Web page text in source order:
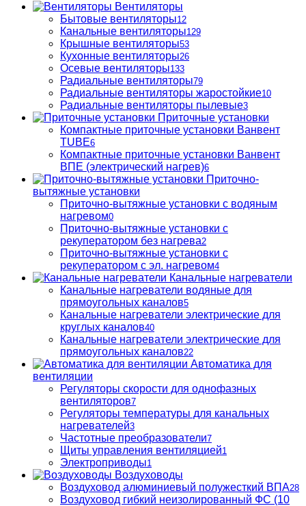
Вентиляторы
Бытовые вентиляторы12
Канальные вентиляторы129
Крышные вентиляторы53
Кухонные вентиляторы26
Осевые вентиляторы133
Радиальные вентиляторы79
Радиальные вентиляторы жаростойкие10
Радиальные вентиляторы пылевые3
Приточные установки
Компактные приточные установки Ванвент
TUBE6
Компактные приточные установки Ванвент
ВПЕ (электрический нагрев)6
Приточно-
вытяжные установки
Приточно-вытяжные установки с водяным
нагревом0
Приточно-вытяжные установки с
рекуператором без нагрева2
Приточно-вытяжные установки с
рекуператором с эл. нагревом4
Канальные нагреватели
Канальные нагреватели водяные для
прямоугольных каналов5
Канальные нагреватели электрические для
круглых каналов40
Канальные нагреватели электрические для
прямоугольных каналов22
Автоматика для
вентиляции
Регуляторы скорости для однофазных
вентиляторов7
Регуляторы температуры для канальных
нагревателей3
Частотные преобразователи7
Щиты управления вентиляцией1
Электроприводы1
Воздуховоды
Воздуховод алюминиевый полужесткий ВПА28
Воздуховод гибкий неизолированный ФС (10